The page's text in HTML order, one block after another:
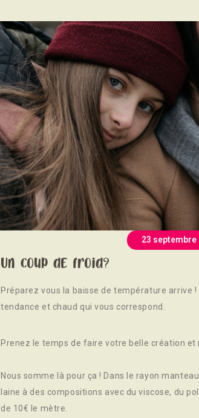
23 septembre
Un coup de froid?
Préparez vous la baisse de température arrive
tendance et chaud qui vous correspond.
Prenez le temps de faire votre belle création
Nous somme là pour ça ! Dans le rayon
laine à des compositions avec du viscose, du
de 10€ le mètre.